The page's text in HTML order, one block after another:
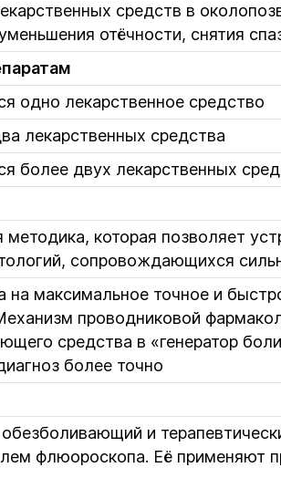
средств в
отёчности, снятия
одно лекарственное средство
лекарственных средства
более двух лекарственных
методика, которая позволяет
сопровождающихся
на максимальное точное и
проводниковой
средства в «генератор
более точно
и
флюороскопа. Её применяют